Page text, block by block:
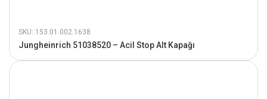
SKU: 153.01.002.1638
Jungheinrich 51038520 – Acil Stop Alt Kapağı